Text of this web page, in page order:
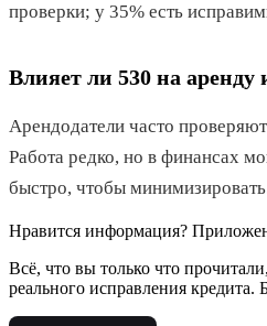
проверки; у 35% есть
Влияет ли 530 на аренду
Арендодатели часто
Работа редко, но в финансах
быстро, чтобы
Нравится информация?
Всё, что вы только что
реального исправления кредита.